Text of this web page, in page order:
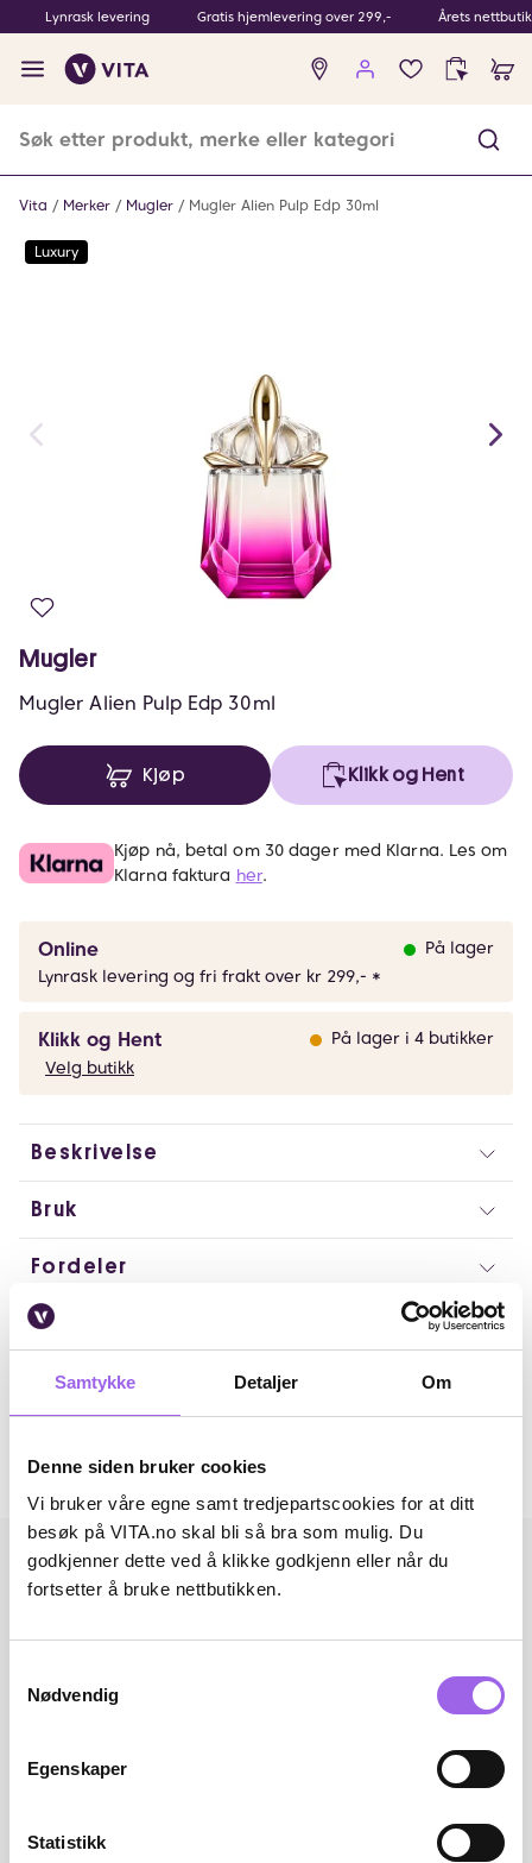
Samtykke Detaljer Om
Denne siden bruker cookies
Vi bruker våre egne samt tredjepartscookies for at ditt
besøk på VITA.no skal bli så bra som mulig. Du
godkjenner dette ved å klikke godkjenn eller når du
fortsetter å bruke nettbutikken.
Nødvendig
Egenskaper
Statistikk
Lynrask levering Gratis hjemlevering over 299,- Årets
Ingen
produkter
Vita Merker Mugler Mugler Alien Pulp Edp 30ml
Luxury
Mugler
Mugler Alien Pulp Edp 30ml
Kjøp Klikk og Hent
Kjøp nå, betal om 30 dager med Klarna. Les om
Klarna faktura her.
Online
På lager
Lynrask levering og fri frakt over kr 299,- *
Klikk og Hent
På lager i 4 butikker
Velg butikk
Beskrivelse
Bruk
Fordeler
Ingredienser
Artikkelnummer: 251212023